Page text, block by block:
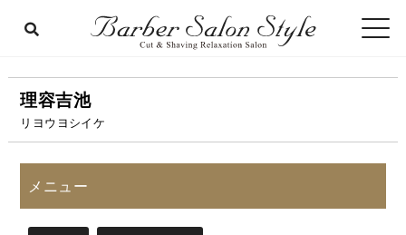
理容吉池
リヨウヨシイケ
メニュー